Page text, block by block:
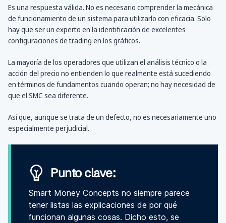
Es una respuesta válida. No es necesario comprender la mecánica
de funcionamiento de un sistema para utilizarlo con eficacia. Solo
hay que ser un experto en la identificación de excelentes
configuraciones de trading en los gráficos.
La mayoría de los operadores que utilizan el análisis técnico o la
acción del precio no entienden lo que realmente está sucediendo
en términos de fundamentos cuando operan; no hay necesidad de
que el SMC sea diferente.
Así que, aunque se trata de un defecto, no es necesariamente uno
especialmente perjudicial.
Punto clave:
Smart Money Concepts no siempre parece
tener listas las explicaciones de por qué
funcionan algunas cosas. Dicho esto, se